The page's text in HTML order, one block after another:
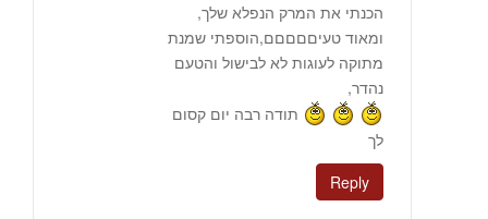
הכנתי את המרק הנפלא שלך,
ומאוד טעיםםםםם,הוספתי שמנת
מתוקה לעוגות לא לבישול והטעם
נהדר,
תודה רבה יום קסום
לך
Reply